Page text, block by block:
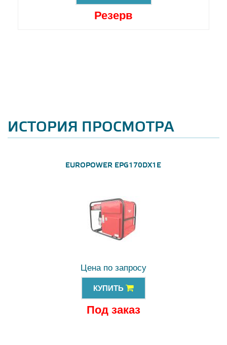
Резерв
ИСТОРИЯ ПРОСМОТРА
EUROPOWER EPG170DX1E
Цена по запросу
КУПИТЬ
Под заказ